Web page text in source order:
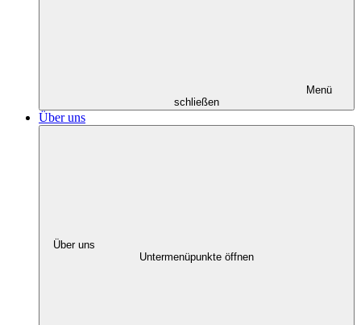
Menü
schließen
Über uns
Über uns
Untermenüpunkte öffnen